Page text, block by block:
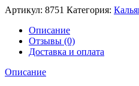
Артикул: 8751 Категория:
Описание
Отзывы (0)
Доставка и оплата
Описание